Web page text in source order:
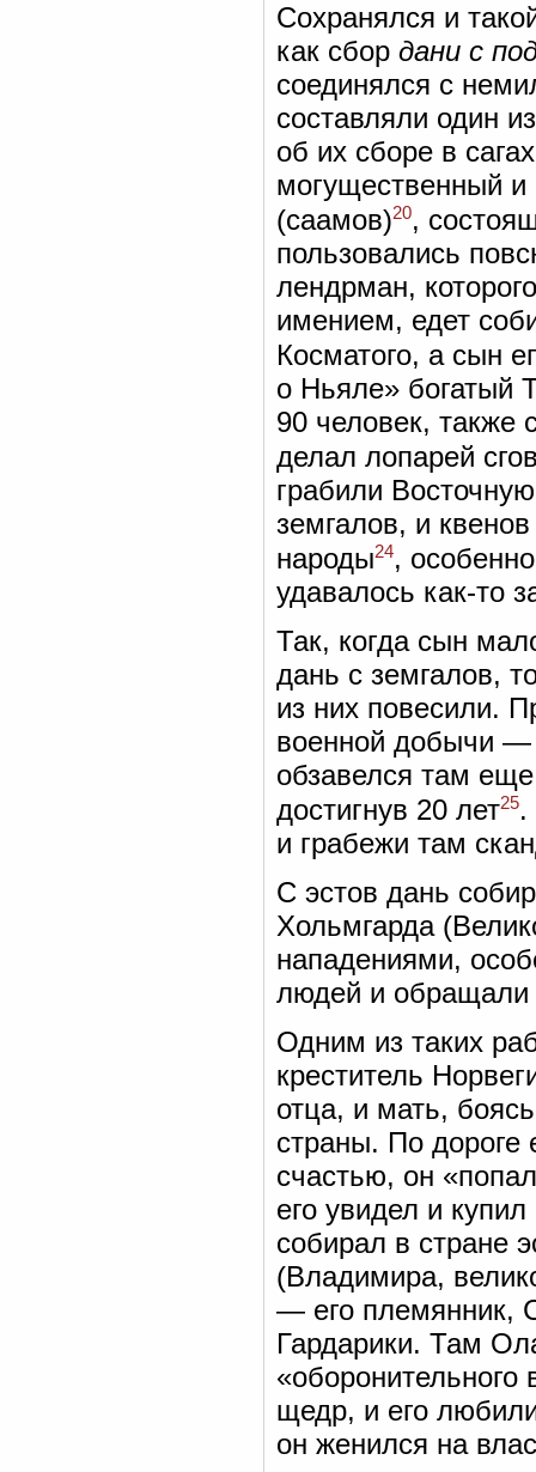
Сохранялся и
как сбор дани с
соединялся с
составляли один
об их сборе в
могущественный и
(саамов)20,
пользовались
лендрман,
имением, едет
Косматого, а сын
о Ньяле» богатый
90 человек, также
делал лопарей
грабили
земгалов, и
народы24,
удавалось как-то
Так, когда сын
дань с земгалов,
из них повесили.
военной добычи —
обзавелся там
достигнув 20 лет25.
и грабежи там
С эстов дань
Хольмгарда
нападениями,
людей и обращали
Одним из таких
креститель
отца, и мать,
страны. По дороге
счастью, он
его увидел и
собирал в стране
(Владимира,
— его племянник,
Гардарики. Там
щедр, и его
он женился на